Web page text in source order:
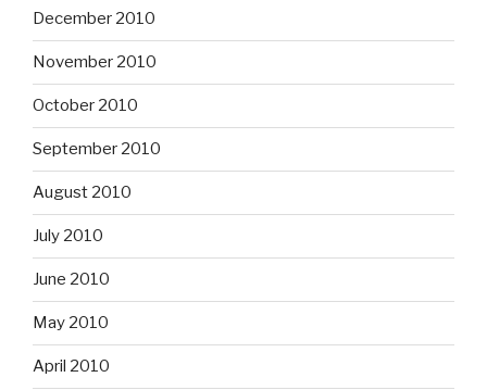
December 2010
November 2010
October 2010
September 2010
August 2010
July 2010
June 2010
May 2010
April 2010